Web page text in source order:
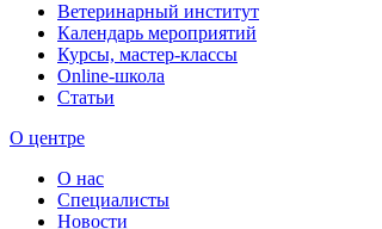
Ветеринарный институт
Календарь мероприятий
Курсы, мастер-классы
Online-школа
Статьи
О центре
О нас
Специалисты
Новости